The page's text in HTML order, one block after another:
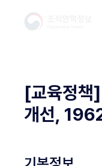
[교육정책
개선,